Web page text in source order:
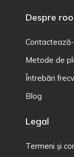
Despre
Metode de
Întrebări
Blog
Legal
Termeni și